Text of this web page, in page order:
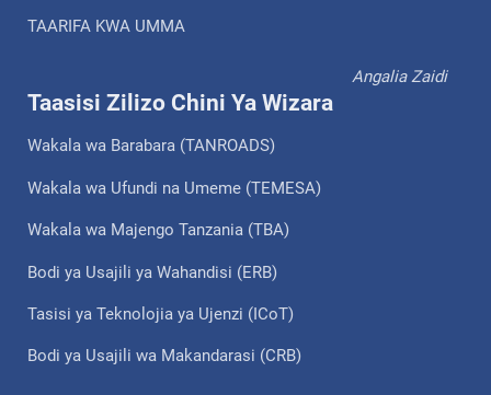
TAARIFA KWA UMMA
Angalia Zaidi
Taasisi Zilizo Chini Ya Wizara
Wakala wa Barabara (TANROADS)
Wakala wa Ufundi na Umeme (TEMESA)
Wakala wa Majengo Tanzania (TBA)
Bodi ya Usajili ya Wahandisi (ERB)
Tasisi ya Teknolojia ya Ujenzi (ICoT)
Bodi ya Usajili wa Makandarasi (CRB)